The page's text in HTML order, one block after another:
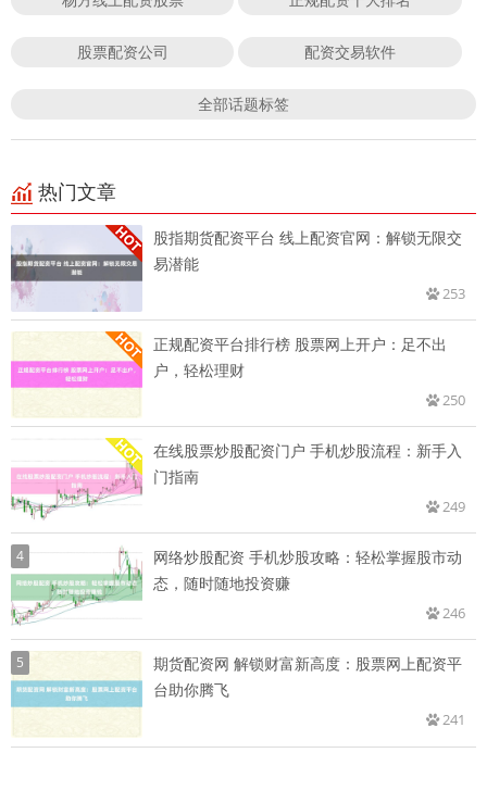
股票配资公司 配资交易软件
全部话题标签
热门文章
股指期货配资平台 线上配资官网：解锁无限交
易潜能
253
正规配资平台排行榜 股票网上开户：足不出
户，轻松理财
250
在线股票炒股配资门户 手机炒股流程：新手入
门指南
249
4
网络炒股配资 手机炒股攻略：轻松掌握股市动
态，随时随地投资赚
246
5
期货配资网 解锁财富新高度：股票网上配资平
台助你腾飞
241